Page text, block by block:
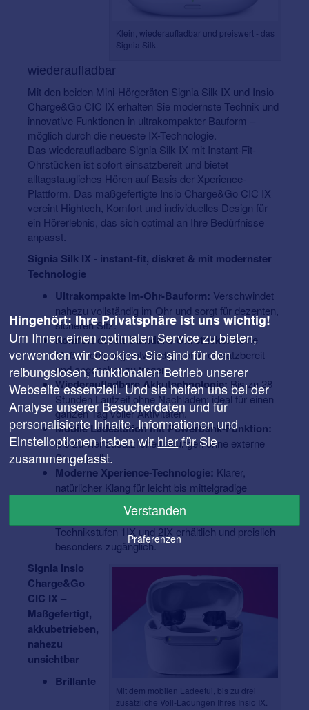
Klein, wiederaufladbar und preiswert - das
Signia Silk.
wiederaufladbar
Mit den beiden Mini-Hörgeräten Signia Silk IX und Insio
Charge&Go CIC IX erhalten Sie modernste Technik und
innovative Funktionen in ultrakompakter Bauform –
möglich durch die neueste IX-Technologie.
Das wiederaufladbare Signia Silk IX mit Instant-Fit-
Ohrstücken ist sofort einsatzbereit und bietet
alltagstaugliches Hören auf Basis der Xperience-
Plattform. Das maßgefertigte Insio Charge&Go CIC IX
vereint Hightech, Komfort und individuelles Design für
ein Hörerlebnis, das sich optimal an Ihre Bedürfnisse
anpasst.
Signia Silk IX - instant-fit, diskret & mit modernster
Technologie
Ultrakompakte Im-Ohr-Bauform: Verschwindet
nahezu vollständig im Ohr und sorgt für dezenten,
sicheren Sitz.
Komfort durch Standard-Ohrstücke:Keine
Maßanfertigung notwendig, sofort einsatzbereit
und angenehm zu tragen.
Wiederaufladbare Akkutechnologie: Bis zu 28
Stunden Laufzeit ohne Nachladen; ideal für einen
ganzen Tag voller Aktivitäten.
Mobile Ladestation mit Powerbank-Funktion:
Bis zu vier zusätzliche Ladungen ohne externe
Stromquelle.
Moderne Xperience-Technologie: Klarer,
natürlicher Klang für leicht bis mittelgradige
Attraktive Einstiegstechnologie:
Technikstufen 1IX und 2IX erhältlich und preislich
besonders zugänglich.
Mit dem mobilen Ladeetui, bis zu drei
zusätzliche Voll-Ladungen Ihres Insio IX.
Signia Insio
Charge&Go
CIC IX –
Maßgefertigt,
akkubetrieben,
nahezu
unsichtbar
Brillante
Hingehört: Ihre Privatsphäre ist uns wichtig!
Um Ihnen einen optimalen Service zu bieten,
verwenden wir Cookies. Sie sind für den
reibungslosen, funktionalen Betrieb unserer
Webseite essenziell. Und sie helfen uns bei der
Analyse unserer Besucherdaten und für
personalisierte Inhalte. Informationen und
Einstelloptionen haben wirhierfür Sie
zusammengefasst.
Verstanden
Präferenzen